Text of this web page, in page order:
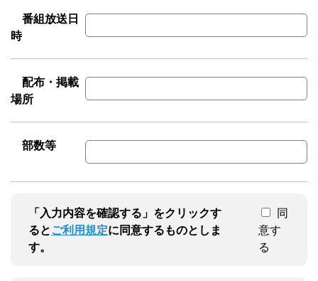
番組放送日
時
配布・掲載
場所
部数等
「入力内容を確認する」をクリックす
るとご利用規定に同意するものとしま
す。
同
意す
る